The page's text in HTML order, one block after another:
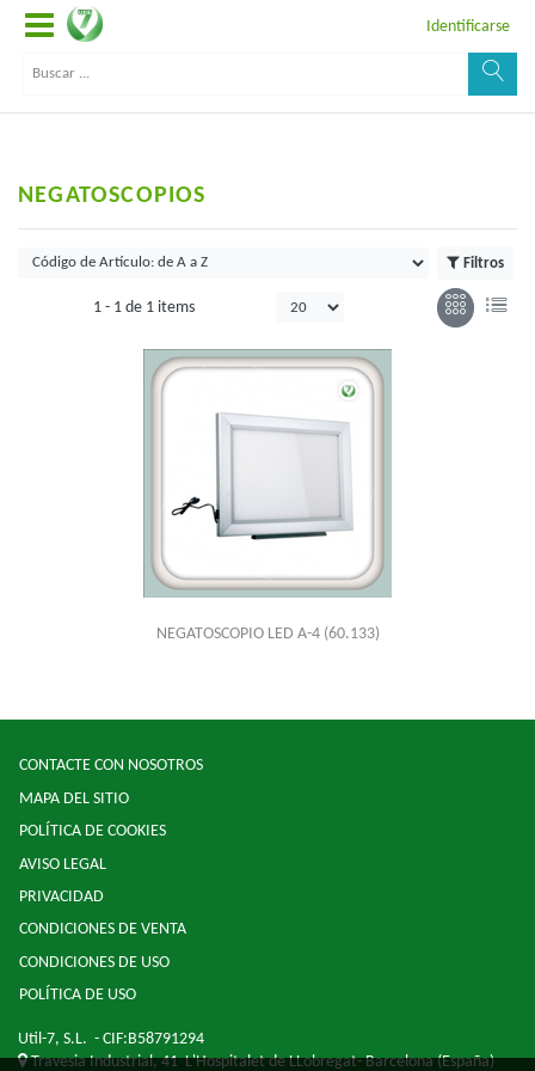
Identificarse
NEGATOSCOPIOS
Filtros
1 - 1 de 1 items
NEGATOSCOPIO LED A-4 (60.133)
CONTACTE CON NOSOTROS
MAPA DEL SITIO
POLÍTICA DE COOKIES
AVISO LEGAL
PRIVACIDAD
CONDICIONES DE VENTA
CONDICIONES DE USO
POLÍTICA DE USO
Util-7, S.L. - CIF:B58791294
Travesia Industrial, 41L'Hospitalet de LLobregat-Barcelona(España)